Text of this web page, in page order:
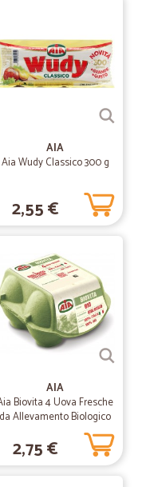
considerando il tipo di
mezzo PayPal mi sembra un
21/12/2020
nella tarda serata di
28/06/2020
ben riforniti
veloce e puntuale.
AIA
Aia Wudy Classico 300 g
2,55 €
AIA
Biovita 4 Uova Fresche
da Allevamento Biologico
2,75 €